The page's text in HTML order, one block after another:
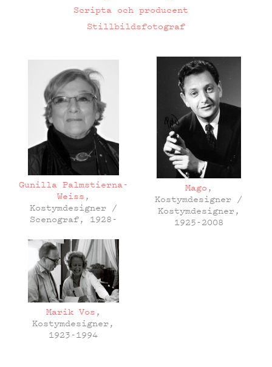
Scripta och producent
Stillbildsfotograf
Gunilla Palmstierna-
Weiss ,
Kostymdesigner /
Scenograf, 1928-
Mago ,
Kostymdesigner /
Kostymdesigner,
1925-2008
Marik Vos ,
Kostymdesigner,
1923-1994